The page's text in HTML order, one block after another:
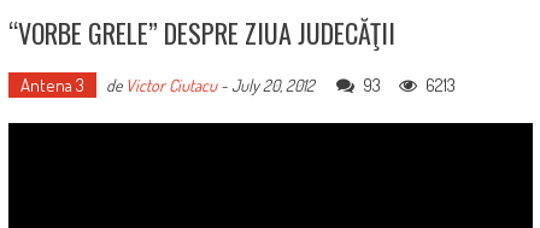
“VORBE GRELE” DESPRE ZIUA JUDECĂŢII
Antena 3 de Victor Ciutacu-July 20, 2012 93 6213